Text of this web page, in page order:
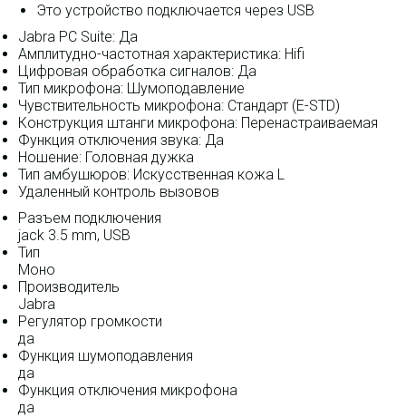
Это устройство подключается через USB
Jabra PC Suite: Да
Амплитудно-частотная характеристика: Hifi
Цифровая обработка сигналов: Да
Тип микрофона: Шумоподавление
Чувствительность микрофона: Стандарт (E-STD)
Конструкция штанги микрофона: Перенастраиваемая
Функция отключения звука: Да
Ношение: Головная дужка
Тип амбушюров: Искусственная кожа L
Удаленный контроль вызовов
Разъем подключения
jack 3.5 mm, USB
Тип
Моно
Производитель
Jabra
Регулятор громкости
да
Функция шумоподавления
да
Функция отключения микрофона
да